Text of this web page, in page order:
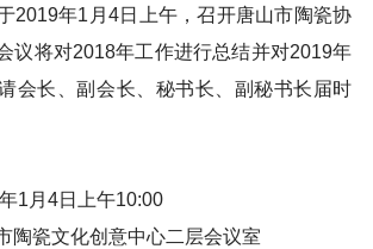
2019年1月4日上午，召开唐山市陶瓷协
议将对2018年工作进行总结并对2019年
会长、副会长、秘书长、副秘书长届时
1月4日上午10:00
陶瓷文化创意中心二层会议室